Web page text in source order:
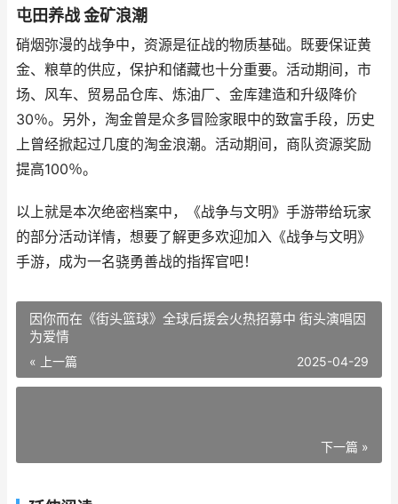
屯田养战 金矿浪潮
硝烟弥漫的战争中，资源是征战的物质基础。既要保证黄
金、粮草的供应，保护和储藏也十分重要。活动期间，市
场、风车、贸易品仓库、炼油厂、金库建造和升级降价
30％。另外，淘金曾是众多冒险家眼中的致富手段，历史
上曾经掀起过几度的淘金浪潮。活动期间，商队资源奖励
提高100％。
以上就是本次绝密档案中，《战争与文明》手游带给玩家
的部分活动详情，想要了解更多欢迎加入《战争与文明》
手游，成为一名骁勇善战的指挥官吧！
因你而在《街头篮球》全球后援会火热招募中 街头演唱因
为爱情
« 上一篇 2025-04-29
下一篇 »